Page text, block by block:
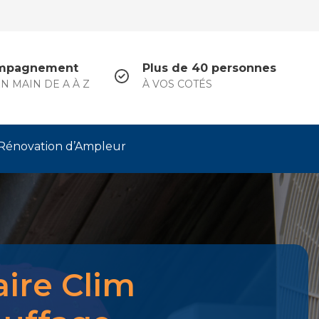
MAIN DE A À Z
Plus de 40 personnes
À VOS COTÉS
Rénovation d’Ampleur
Clim